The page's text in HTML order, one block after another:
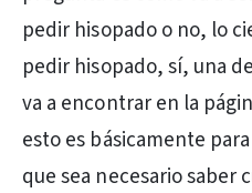
pedir hisopado o no, lo
pedir hisopado, sí, una
va a encontrar en la
esto es básicamente
que sea necesario saber